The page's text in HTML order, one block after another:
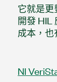
它就是
開發 HIL
成本，也
NI